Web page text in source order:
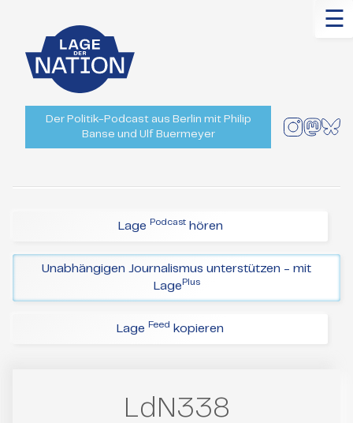
☰
Der Politik-Podcast aus Berlin mit Philip
Banse und Ulf Buermeyer
Lage Podcasthören
Unabhängigen Journalismus unterstützen - mit
Lage Plus
Lage Feed kopieren
LdN338